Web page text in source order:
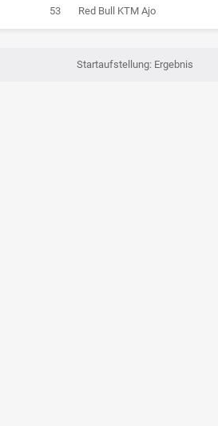
53 Red Bull KTM Ajo
Startaufstellung: Ergebnis